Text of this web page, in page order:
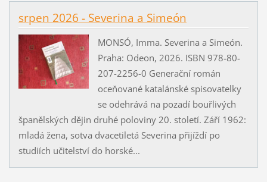
srpen 2026 - Severina a Simeón
MONSÓ, Imma. Severina a Simeón.
Praha: Odeon, 2026. ISBN 978-80-
207-2256-0 Generační román
oceňované katalánské spisovatelky
se odehrává na pozadí bouřlivých
španělských dějin druhé poloviny 20. století. Září 1962:
mladá žena, sotva dvacetiletá Severina přijíždí po
studiích učitelství do horské...